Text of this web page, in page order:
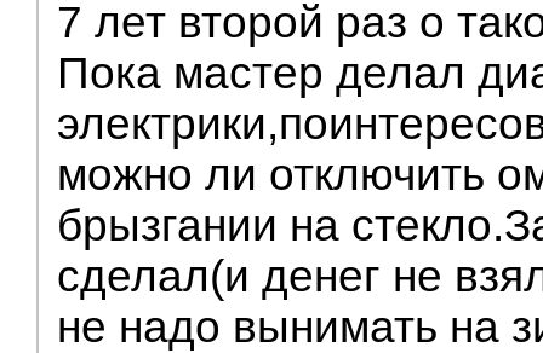
7 лет второй раз о
Пока мастер делал
можно ли отключить
брызгании на
сделал(и денег не
не надо вынимать на